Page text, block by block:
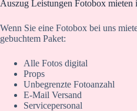
Auszug Leistungen Fotobox mieten
Wenn Sie eine Fotobox bei uns
gebuchtem Paket:
Alle Fotos digital
Props
Unbegrenzte Fotoanzahl
E-Mail Versand
Servicepersonal